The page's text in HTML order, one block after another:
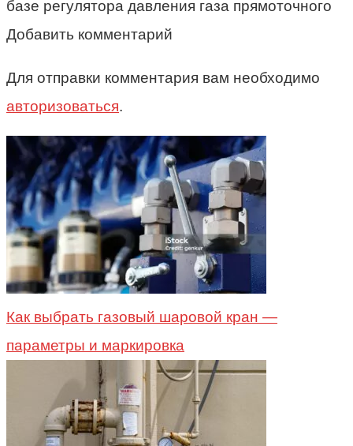
базе регулятора давления газа прямоточного
Добавить комментарий
Для отправки комментария вам необходимо
авторизоваться.
Как выбрать газовый шаровой кран —
параметры и маркировка